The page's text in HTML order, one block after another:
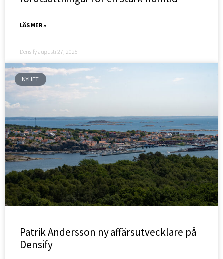
LÄS MER »
Densifyaugusti 27, 2025
NYHET
Patrik Andersson ny affärsutvecklare på
Densify